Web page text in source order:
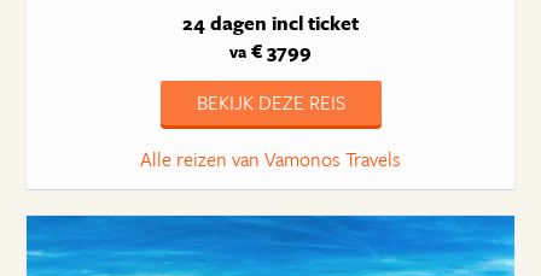
24 dagen incl ticket
va € 3799
BEKIJK DEZE REIS
Alle reizen van Vamonos Travels